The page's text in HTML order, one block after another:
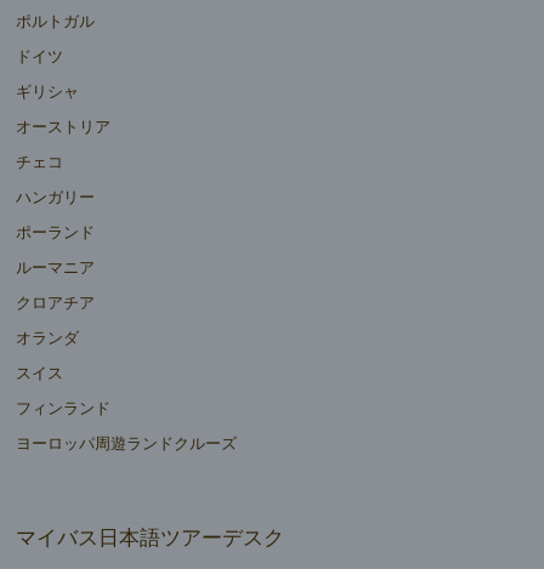
ポルトガル
ドイツ
ギリシャ
オーストリア
チェコ
ハンガリー
ポーランド
ルーマニア
クロアチア
オランダ
スイス
フィンランド
ヨーロッパ周遊ランドクルーズ
マイバス日本語ツアーデスク